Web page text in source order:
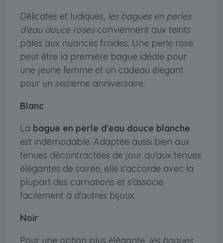
Délicates et ludiques, les bagues en perles
d'eau douce rosesconviennent aux teints
pâles aux nuances froides. Une perle rose
peut être la première bague idéale pour
une jeune femme et un cadeau élégant
pour un seizième anniversaire.
Blanc
La bague en perle d'eau douce blanche
est indémodable. Adaptée aussi bien aux
tenues décontractées de jour qu'aux tenues
élégantes de soirée, elle s'accorde avec la
plupart des carnations et s'associe
facilement à d'autres bijoux.
Noir
Pour une option plus élégante, les bagues